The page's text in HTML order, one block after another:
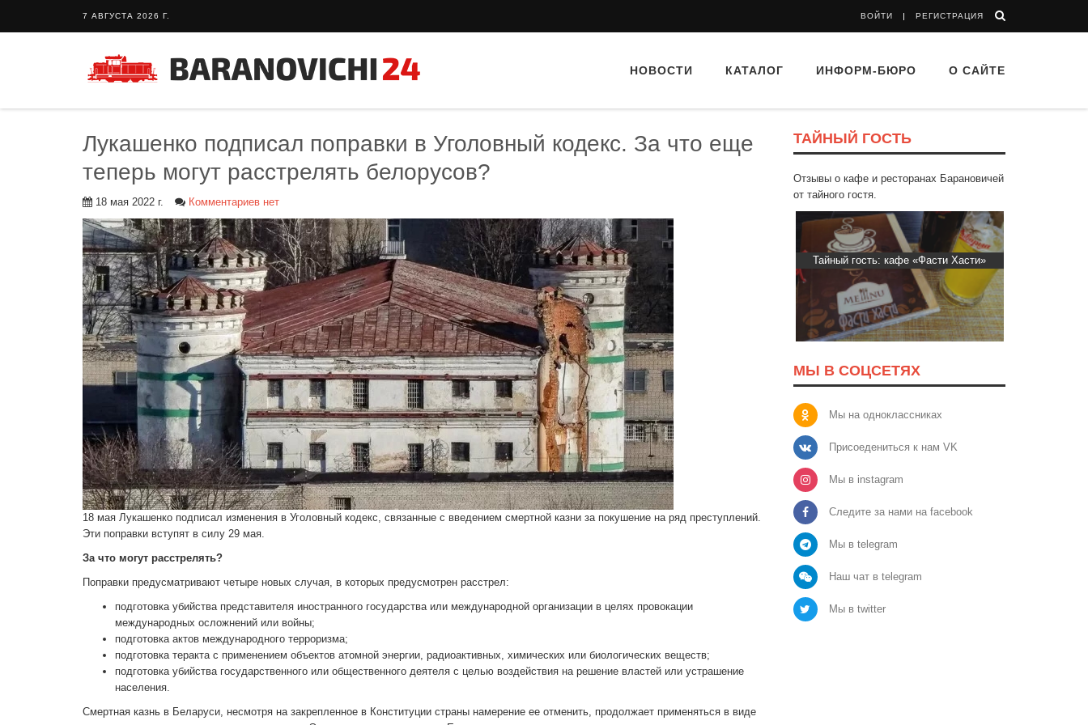
7 АВГУСТА 2026 Г. ВОЙТИ РЕГИСТРАЦИЯ
НОВОСТИ КАТАЛОГ ИНФОРМ-БЮРО О САЙТЕ
Лукашенко подписал поправки в Уголовный кодекс. За что еще
теперь могут расстрелять белорусов?
18 мая 2022 г. Комментариев нет
18 мая Лукашенко подписал изменения в Уголовный кодекс, связанные с введением смертной казни за покушение на ряд преступлений.
Эти поправки вступят в силу 29 мая.
За что могут расстрелять?
Поправки предусматривают четыре новых случая, в которых предусмотрен расстрел:
подготовка убийства представителя иностранного государства или международной организации в целях провокации
международных осложнений или войны;
подготовка актов международного терроризма;
подготовка теракта с применением объектов атомной энергии, радиоактивных, химических или биологических веществ;
подготовка убийства государственного или общественного деятеля с целью воздействия на решение властей или устрашение
населения.
Смертная казнь в Беларуси, несмотря на закрепленное в Конституции страны намерение ее отменить, продолжает применяться в виде
ТАЙНЫЙ ГОСТЬ
Отзывы о кафе и ресторанах Барановичей
от тайного гостя.
Тайный гость: доставка Капибара Тайный гость: кафе «Фасти Хасти»
МЫ В СОЦСЕТЯХ
Мы на одноклассниках
Присоедениться к нам VK
Мы в instagram
Следите за нами на facebook
Мы в telegram
Наш чат в telegram
Мы в twitter